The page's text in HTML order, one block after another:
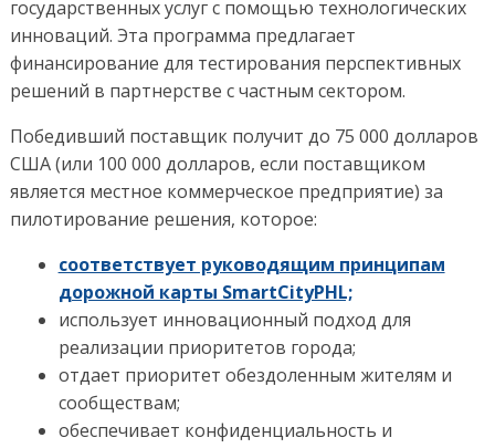
государственных услуг с помощью технологических
инноваций. Эта программа предлагает
финансирование для тестирования перспективных
решений в партнерстве с частным сектором.
Победивший поставщик получит до 75 000 долларов
США (или 100 000 долларов, если поставщиком
является местное коммерческое предприятие) за
пилотирование решения, которое:
соответствует руководящим принципам
дорожной карты SmartCityPHL;
использует инновационный подход для
реализации приоритетов города;
отдает приоритет обездоленным жителям и
сообществам;
обеспечивает конфиденциальность и